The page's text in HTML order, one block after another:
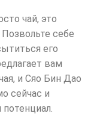
чай, это
себе
его
вам
и Сяо Бин Дао
сейчас и